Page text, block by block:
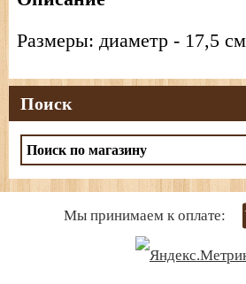
Размеры: диаметр - 17,5
Поиск
Мы принимаем к оплате: